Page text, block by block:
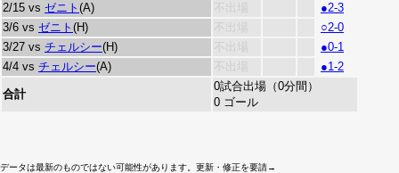
2/15 vs ゼニト (A) 不出場
●2-3
3/6 vs ゼニト (H) 不出場
○2-0
3/27 vs チェルシー(H) 不出場
●0-1
4/4 vs チェルシー(A) 不出場 ●1-2
合計
0試合出場（0分間）
0 ゴール
データは最新のものではない可能性があります。更新・修正を要請→